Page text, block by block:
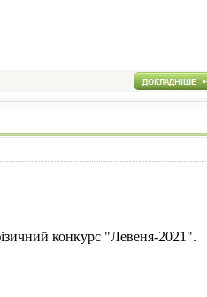
конкурс "Левеня-2021".